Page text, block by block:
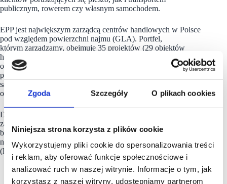
Zgoda Szczegóły O plikach cookies
Niniejsza strona korzysta z plików cookie
Wykorzystujemy pliki cookie do spersonalizowania treści
i reklam, aby oferować funkcje społecznościowe i
analizować ruch w naszej witrynie. Informacje o tym, jak
korzystasz z naszej witryny, udostępniamy partnerom
publicznym, rowerem czy własnym samochodem.
EPP jest największym zarządcą centrów handlowych w Polsce
pod względem powierzchni najmu (GLA). Portfel,
którym zarządzamy, obejmuje 35 projektów (29 obiektów
handlowych i 6 kompleksów biurowych) o łącznej wartości
około 2,8 miliardów euro i powierzchni najmu wynoszącej
ponad milion metrów kwadratowych. Nieruchomości
są zlokalizowane w najbardziej atrakcyjnych polskich miastach
o największym popycie konsumenckim i potencjale wzrostu.
Dążymy do dostarczenia najemcom atrakcyjnej i innowacyjnie
zarządzanej powierzchni, wspierając w ten sposób rozwój ich
biznesu. Należymy do Redefine Properties, drugiego
największego funduszu inwestującego w nieruchomości
(REIT) notowanego na giełdzie w Johannesburgu (JSE).